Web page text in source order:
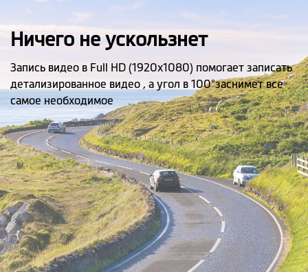
Ничего не ускользнет
Запись видео в Full HD (1920х1080) помогает записать
детализированное видео , а угол в 100°заснимет все
самое необходимое